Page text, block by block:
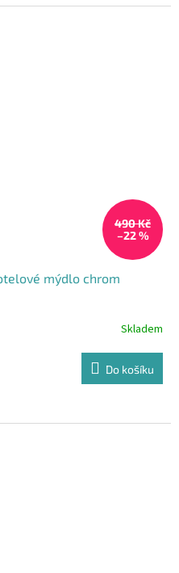
490 Kč
–22 %
mýdlo chrom
Skladem
Do košíku